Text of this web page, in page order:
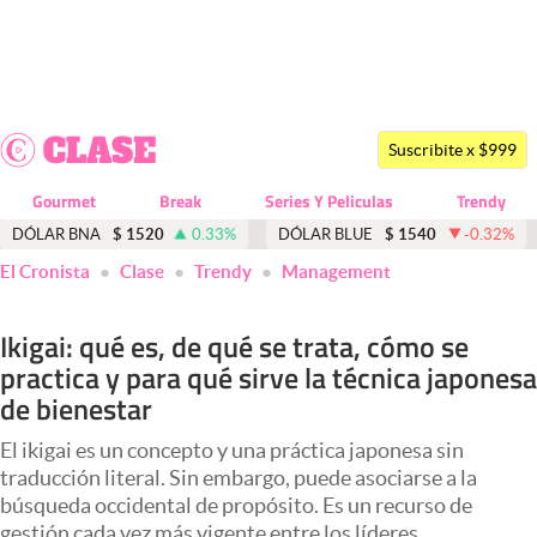
Dólar
Economía y Política
Finanzas y Mercados
Negocios
Columnistas
Otras secciones
Apertura
Suscribite x $999
Gourmet Break Series Y Peliculas Trendy
DÓLAR BNA $ 1520 0.33% DÓLAR BLUE $ 1540 -0.32%
El Cronista Clase Trendy Management
Ikigai: qué es, de qué se trata, cómo se
practica y para qué sirve la técnica japonesa
de bienestar
El ikigai es un concepto y una práctica japonesa sin
traducción literal. Sin embargo, puede asociarse a la
búsqueda occidental de propósito. Es un recurso de